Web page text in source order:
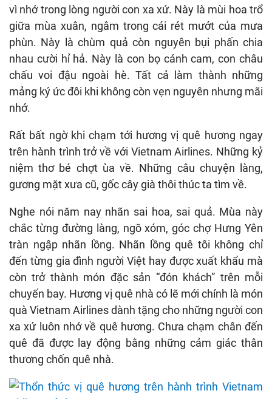
vì nhớ trong lòng người con xa xứ. Này là mùi hoa trổ
giữa mùa xuân, ngâm trong cái rét mướt của mưa
phùn. Này là chùm quả còn nguyên bụi phấn chia
nhau cười hỉ hả. Này là con bọ cánh cam, con châu
chấu voi đậu ngoài hè. Tất cả làm thành những
mảng ký ức đôi khi không còn vẹn nguyên nhưng mãi
nhớ.
Rất bất ngờ khi chạm tới hương vị quê hương ngay
trên hành trình trở về với Vietnam Airlines. Những kỷ
niệm thơ bé chợt ùa về. Những câu chuyện làng,
gương mặt xưa cũ, gốc cây già thôi thúc ta tìm về.
Nghe nói năm nay nhãn sai hoa, sai quả. Mùa này
chắc từng đường làng, ngõ xóm, góc chợ Hưng Yên
tràn ngập nhãn lồng. Nhãn lồng quê tôi không chỉ
đến từng gia đình người Việt hay được xuất khẩu mà
còn trở thành món đặc sản “đón khách” trên mỗi
chuyến bay. Hương vị quê nhà có lẽ mới chính là món
quà Vietnam Airlines dành tặng cho những người con
xa xứ luôn nhớ về quê hương. Chưa chạm chân đến
quê đã được lay động bằng những cảm giác thân
thương chốn quê nhà.